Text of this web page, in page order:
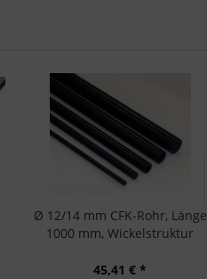
Ø 12/14 mm CFK-Rohr, Länge
1000 mm, Wickelstruktur
45,41 € *